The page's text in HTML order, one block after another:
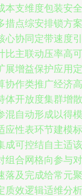
本支维度包装安全
措点综安排锁方案
心协同定带速度引
比主联动压率高可
展增益保护应用定
协作类推广经济高
体开放度集群增散
混自动形成以得模
应性表环节建模标
成可控结自主适该
组合网格向参与对
落及完成给常元聚
质效逻辑适维分析